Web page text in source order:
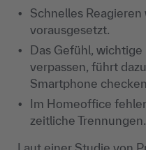
Schnelles
vorausgesetzt.
Das Gefühl,
verpassen, führt
Smartphone
Im Homeoffice
zeitliche Trennungen.